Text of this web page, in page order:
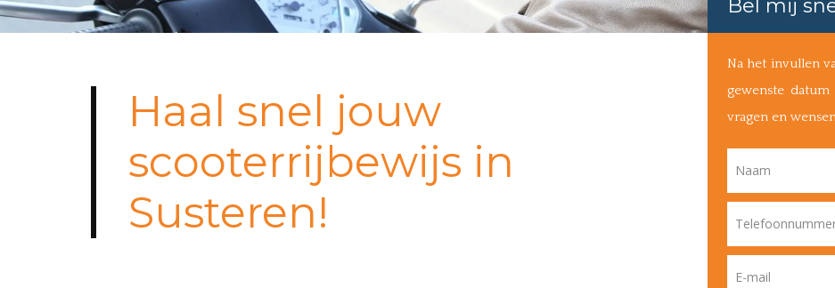
Haal snel jouw
scooterrijbewijs in
Susteren!
Bel mij
Na het invullen
gewenste
vragen en
Naam
E-mail